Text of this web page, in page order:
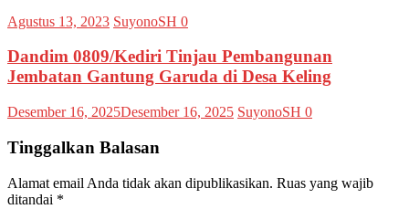
Agustus 13, 2023 SuyonoSH 0
Dandim 0809/Kediri Tinjau Pembangunan
Jembatan Gantung Garuda di Desa Keling
Desember 16, 2025Desember 16, 2025 SuyonoSH 0
Tinggalkan Balasan
Alamat email Anda tidak akan dipublikasikan. Ruas yang wajib
ditandai *